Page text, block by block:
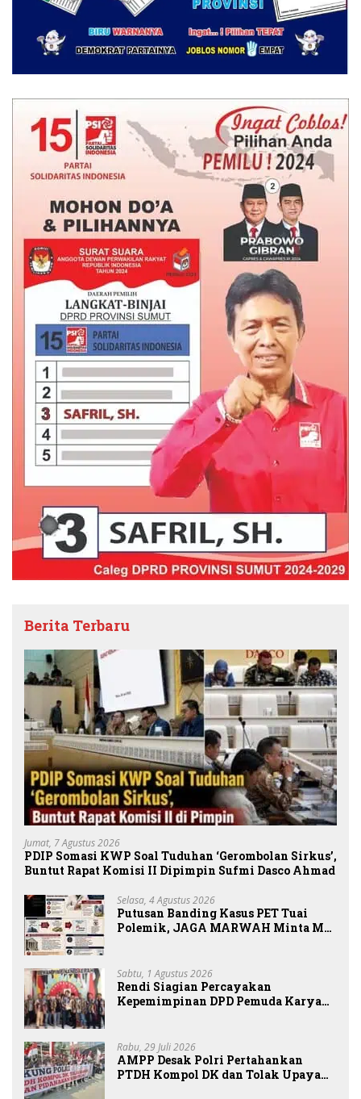
Berita Terbaru
Jumat, 7 Agustus 2026
PDIP Somasi KWP Soal Tuduhan ‘Gerombolan Sirkus’,
Buntut Rapat Komisi II Dipimpin Sufmi Dasco Ahmad
Selasa, 4 Agustus 2026
Putusan Banding Kasus PET Tuai
Polemik, JAGA MARWAH Minta MA
Sabtu, 1 Agustus 2026
Rendi Siagian Percayakan
Kepemimpinan DPD Pemuda Karya
Rabu, 29 Juli 2026
AMPP Desak Polri Pertahankan
PTDH Kompol DK dan Tolak Upaya